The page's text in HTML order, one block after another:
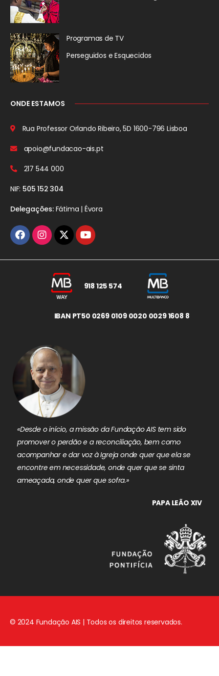
Programas de TV
Perseguidos e Esquecidos
ONDE ESTAMOS
Rua Professor Orlando Ribeiro, 5D 1600-796 Lisboa
apoio@fundacao-ais.pt
217 544 000
NIF: 505 152 304
Delegações:Fátima | Évora
918 125 574
IBAN PT50 0269 0109 0020 0029 1608 8
«Desde o início, a missão da Fundação AIS tem sido
promover o perdão e a reconciliação, bem como
acompanhar e dar voz à Igreja onde quer que ela se
encontre em necessidade, onde quer que se sinta
ameaçada, onde quer que sofra.»
PAPA LEÃO XIV
© 2024 Fundação AIS | Todos os direitos reservados.